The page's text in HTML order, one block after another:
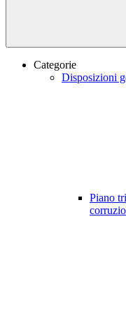
Categorie
Disposizioni
Piano